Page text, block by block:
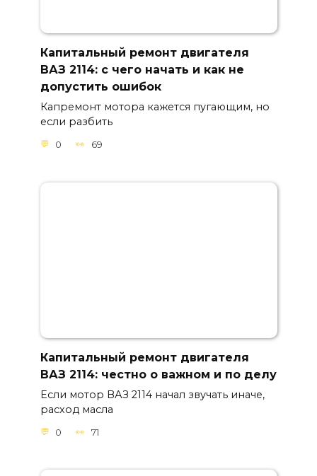
Капитальный ремонт двигателя
ВАЗ 2114: с чего начать и как не
допустить ошибок
Капремонт мотора кажется пугающим, но
если разбить
0 69
Капитальный ремонт двигателя
ВАЗ 2114: честно о важном и по делу
Если мотор ВАЗ 2114 начал звучать иначе,
расход масла
0 71